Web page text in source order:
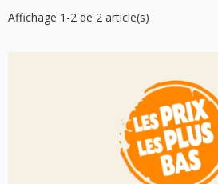
Affichage 1-2 de 2 article(s)